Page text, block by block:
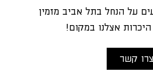
על הנחל בתל אביב מזמין
אצלנו במקום!
צרו קשר